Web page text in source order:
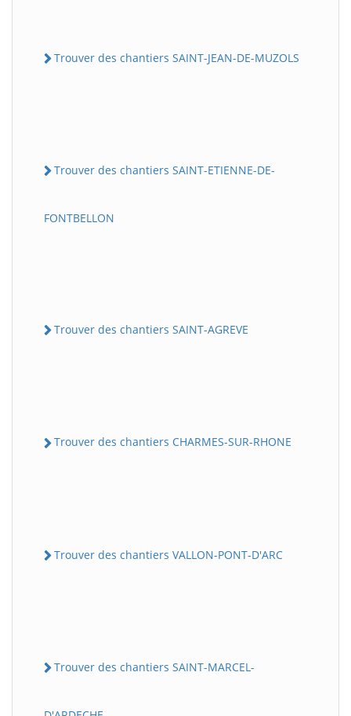
Trouver des chantiers SAINT-JEAN-DE-MUZOLS
Trouver des chantiers SAINT-ETIENNE-DE-
FONTBELLON
Trouver des chantiers SAINT-AGREVE
Trouver des chantiers CHARMES-SUR-RHONE
Trouver des chantiers VALLON-PONT-D'ARC
Trouver des chantiers SAINT-MARCEL-